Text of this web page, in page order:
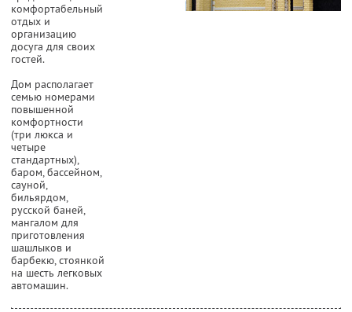
комфортабельный
отдых и
организацию
досуга для своих
гостей.
Дом располагает
семью номерами
повышенной
комфортности
(три люкса и
четыре
стандартных),
баром, бассейном,
сауной,
бильярдом,
русской баней,
мангалом для
приготовления
шашлыков и
барбекю, стоянкой
на шесть легковых
автомашин.